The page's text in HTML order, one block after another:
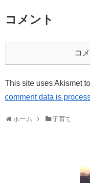
コメント
コ
This site uses Akismet
comment data is
ホーム 子育て